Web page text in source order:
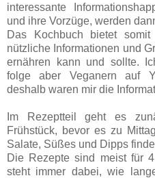
interessante
und ihre Vorzüge, werden
Das Kochbuch bietet
nützliche Informationen und
ernähren kann und sollte.
folge aber Veganern auf
deshalb waren mir die
Im Rezeptteil geht es
Frühstück, bevor es zu
Salate, Süßes und Dipps
Die Rezepte sind meist für
steht immer dabei, wie